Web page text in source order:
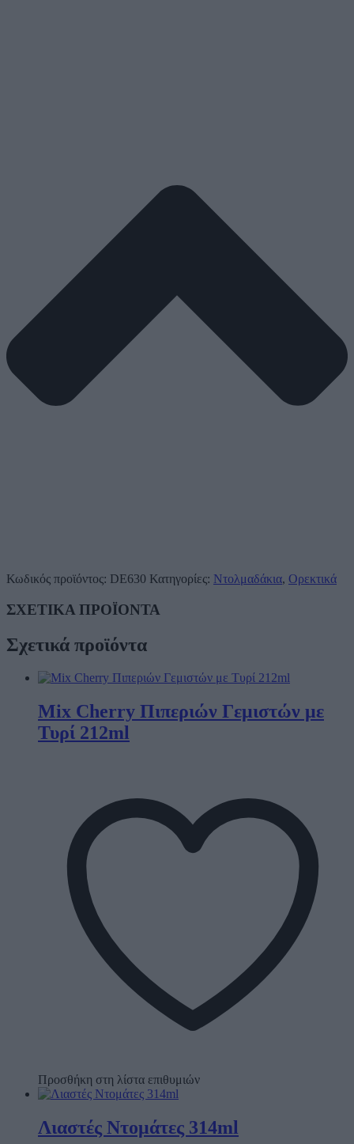
Κωδικός προϊόντος: DE630 Κατηγορίες: Ντολμαδάκια, Ορεκτικά
ΣΧΕΤΙΚΑ ΠΡΟΪΟΝΤΑ
Σχετικά προϊόντα
Mix Cherry Πιπεριών Γεμιστών με
Τυρί 212ml
Προσθήκη στη λίστα επιθυμιών
Λιαστές Ντομάτες 314ml